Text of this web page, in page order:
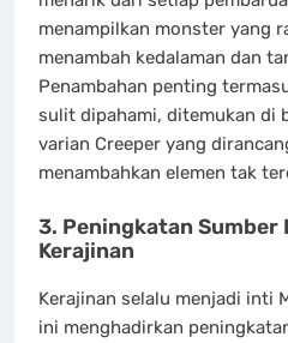
menampilkan monster yang
menambah kedalaman dan
Penambahan penting
sulit dipahami, ditemukan di
varian Creeper yang
menambahkan elemen tak
3. Peningkatan Sumber
Kerajinan
Kerajinan selalu menjadi inti
ini menghadirkan